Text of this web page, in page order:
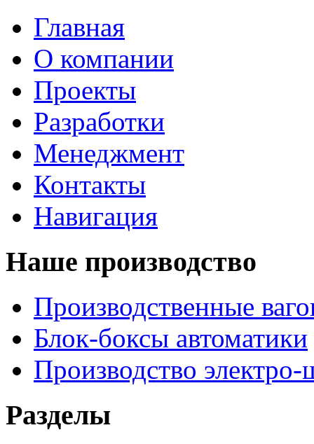
Главная
О компании
Проекты
Разработки
Менеджмент
Контакты
Навигация
Наше производство
Производственные
Блок-боксы автоматики
Производство
Разделы